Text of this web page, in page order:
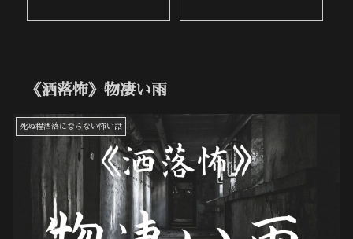
《洒落怖》物凄い雨
死ぬ程洒落にならない怖い話